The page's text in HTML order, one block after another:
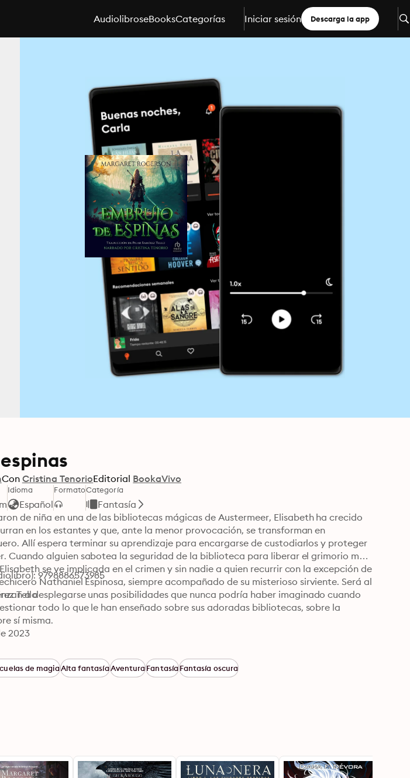
AudiolibroseBooksCategorías Iniciar sesión Descarga la app
Con Cristina TenorioEditorial BookaVivo
Idioma
Español
FormatoCategoría
Fantasía
de niña en una de las bibliotecas mágicas de Austermeer, Elisabeth ha crecido
en los estantes y que, ante la menor provocación, se transforman en
Allí espera terminar su aprendizaje para encargarse de custodiarlos y proteger
Cuando alguien sabotea la seguridad de la biblioteca para liberar el grimorio más
se ve implicada en el crimen y sin nadie a quien recurrir con la excepción de
Nathaniel Espinosa, siempre acompañado de su misterioso sirviente. Será al
a desplegarse unas posibilidades que nunca podría haber imaginado cuando
todo lo que le han enseñado sobre sus adoradas bibliotecas, sobre la
sí misma.
9798886573985
Tello
2023
de magiaAlta fantasíaAventuraFantasíaFantasía oscura